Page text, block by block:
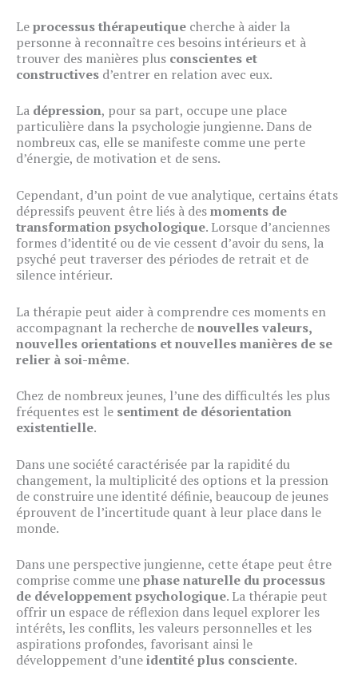
Leprocessus thérapeutique cherche à aider la
personne à reconnaître ces besoins intérieurs et à
trouver des manières plus conscientes et
constructives d’entrer en relation avec eux.
La dépression, pour sa part, occupe une place
particulière dans la psychologie jungienne. Dans de
nombreux cas, elle se manifeste comme une perte
d’énergie, de motivation et de sens.
Cependant, d’un point de vue analytique, certains états
dépressifs peuvent être liés à desmoments de
transformation psychologique. Lorsque d’anciennes
formes d’identité ou de vie cessent d’avoir du sens, la
psyché peut traverser des périodes de retrait et de
silence intérieur.
La thérapie peut aider à comprendre ces moments en
accompagnant la recherche denouvelles valeurs,
nouvelles orientations et nouvelles manières de se
relier à soi-même.
Chez de nombreux jeunes, l’une des difficultés les plus
fréquentes est le sentiment de désorientation
existentielle.
Dans une société caractérisée par la rapidité du
changement, la multiplicité des options et la pression
de construire une identité définie, beaucoup de jeunes
éprouvent de l’incertitude quant à leur place dans le
monde.
Dans une perspective jungienne, cette étape peut être
comprise comme unephase naturelle du processus
de développement psychologique. La thérapie peut
offrir un espace de réflexion dans lequel explorer les
intérêts, les conflits, les valeurs personnelles et les
aspirations profondes, favorisant ainsi le
développement d’uneidentité plus consciente.